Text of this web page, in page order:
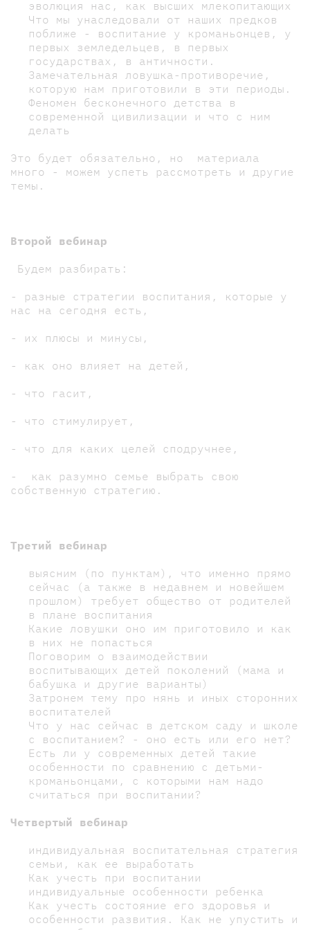
эволюция нас, как высших млекопитающих
Что мы унаследовали от наших предков
поближе - воспитание у кроманьонцев, у
первых земледельцев, в первых
государствах, в античности.
Замечательная ловушка-противоречие,
которую нам приготовили в эти периоды.
Феномен бесконечного детства в
современной цивилизации и что с ним
делать
Это будет обязательно, но материала
много - можем успеть рассмотреть и другие
темы.
Второй вебинар
Будем разбирать:
- разные стратегии воспитания, которые у
нас на сегодня есть,
- их плюсы и минусы,
- как оно влияет на детей,
- что гасит,
- что стимулирует,
- что для каких целей сподручнее,
- как разумно семье выбрать свою
собственную стратегию.
Третий вебинар
выясним (по пунктам), что именно прямо
сейчас (а также в недавнем и новейшем
прошлом) требует общество от родителей
в плане воспитания
Какие ловушки оно им приготовило и как
в них не попасться
Поговорим о взаимодействии
воспитывающих детей поколений (мама и
бабушка и другие варианты)
Затронем тему про нянь и иных сторонних
воспитателей
Что у нас сейчас в детском саду и школе
с воспитанием? - оно есть или его нет?
Есть ли у современных детей такие
особенности по сравнению с детьми-
кроманьонцами, с которыми нам надо
считаться при воспитании?
Четвертый вебинар
индивидуальная воспитательная стратегия
семьи, как ее выработать
Как учесть при воспитании
индивидуальные особенности ребенка
Как учесть состояние его здоровья и
особенности развития. Как не упустить и